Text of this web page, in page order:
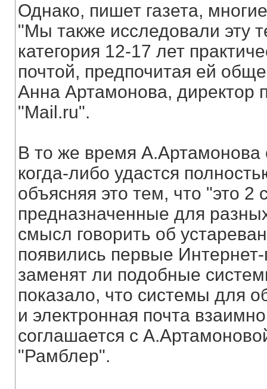
Однако, пишет газета,
"Мы также исследовали эту
категория 12-17 лет
почтой, предпочитая ей
Анна Артамонова, директор
"Mail.ru".
В то же время А.Артамонова
когда-либо удастся
объясняя это тем, что "это
предназначенные для
смысл говорить об
появились первые
заменят ли подобные
показало, что системы для
и электронная почта
соглашается с
"Рамблер".